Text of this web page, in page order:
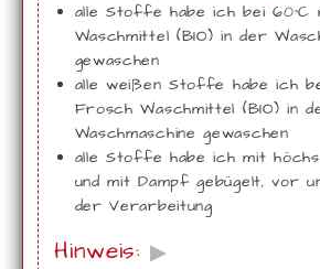
alle Stoffe habe ich bei 60°C
Waschmittel (BIO) in der
gewaschen
alle weißen Stoffe habe ich
Frosch Waschmittel (BIO) in
Waschmaschine gewaschen
alle Stoffe habe ich mit
und mit Dampf gebügelt, vor
der Verarbeitung
Hinweis: ▶